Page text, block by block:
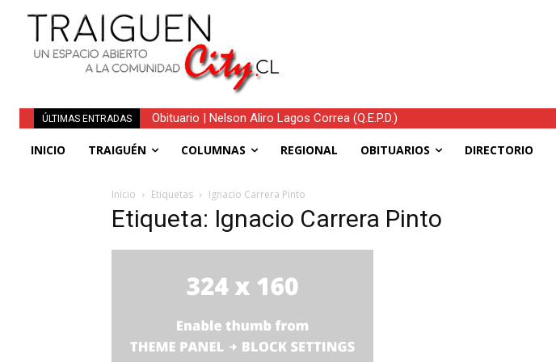
ÚLTIMAS ENTRADAS Obituario | Nelson Aliro Lagos Correa (Q.E.P.D.)
INICIO TRAIGUÉN COLUMNAS REGIONAL OBITUARIOS DIRECTORIO
Inicio Etiquetas Ignacio Carrera Pinto
Etiqueta: Ignacio Carrera Pinto